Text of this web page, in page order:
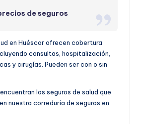
de seguros
en Huéscar ofrecen cobertura
consultas, hospitalización,
y cirugías. Pueden ser con o sin
los seguros de salud que
nuestra correduría de seguros en